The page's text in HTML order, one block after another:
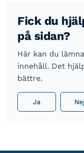
Fick du
på sidan?
Här kan du
innehåll. Det
bättre.
Ja Nej